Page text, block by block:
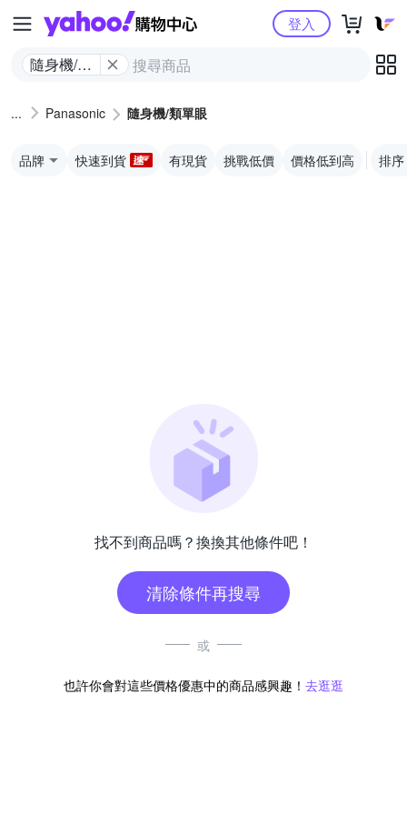
Yahoo購物中心
隨身機/類
登入
Panasonic 隨身機/類單眼
品牌 快速到貨 有現貨 挑戰低價 價格低到高 排序
找不到商品嗎？換換其他條件吧！
清除條件再搜尋
或
也許你會對這些價格優惠中的商品感興趣！ 去逛逛